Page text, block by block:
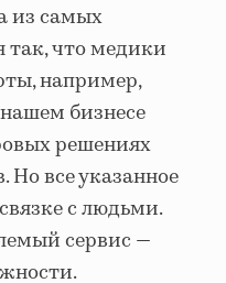
из самых
так, что медики
например,
бизнесе
решениях
Но все указанное
с людьми.
сервис —